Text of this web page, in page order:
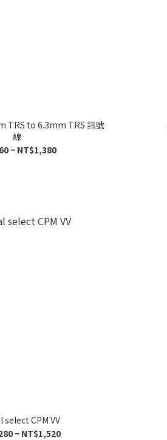
TRS to 6.3mm TRS 訊號
線
~ NT$1,380
select CPM VV
~ NT$1,520